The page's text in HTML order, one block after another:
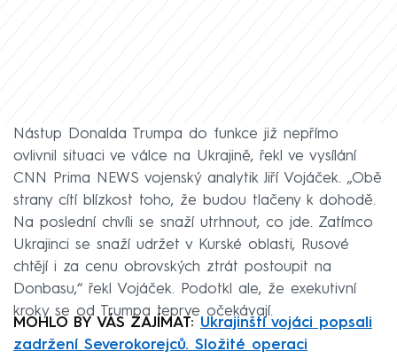
Nástup Donalda Trumpa do funkce již nepřímo
ovlivnil situaci ve válce na Ukrajině, řekl ve vysílání
CNN Prima NEWS vojenský analytik Jiří Vojáček. „Obě
strany cítí blízkost toho, že budou tlačeny k dohodě.
Na poslední chvíli se snaží utrhnout, co jde. Zatímco
Ukrajinci se snaží udržet v Kurské oblasti, Rusové
chtějí i za cenu obrovských ztrát postoupit na
Donbasu,“ řekl Vojáček. Podotkl ale, že exekutivní
kroky se od Trumpa teprve očekávají.
MOHLO BY VÁS ZAJÍMAT: Ukrajinští vojáci popsali
zadržení Severokorejců. Složité operaci